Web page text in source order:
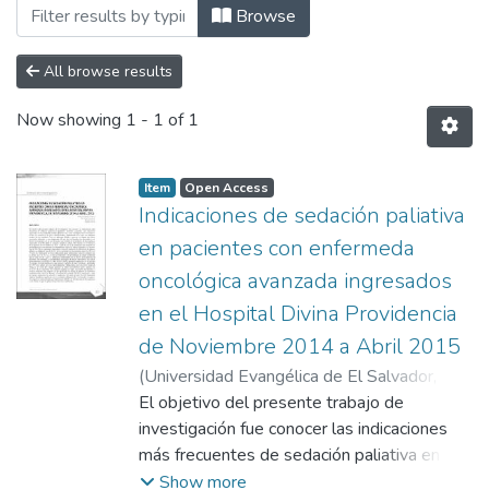
Browse
All browse results
Now showing 1 - 1 of 1
Item Open Access
Indicaciones de sedación paliativa
en pacientes con enfermeda
oncológica avanzada ingresados
en el Hospital Divina Providencia
de Noviembre 2014 a Abril 2015
(Universidad Evangélica de El Salvador,
2016-05-16)Ortiz Pineda, Julio Adonay
Martínez Noubleau, Rodrigo José;
El objetivo del presente trabajo de
investigación fue conocer las indicaciones
más frecuentes de sedación paliativa en
pacientes -hombres y mujeres- que
Show more